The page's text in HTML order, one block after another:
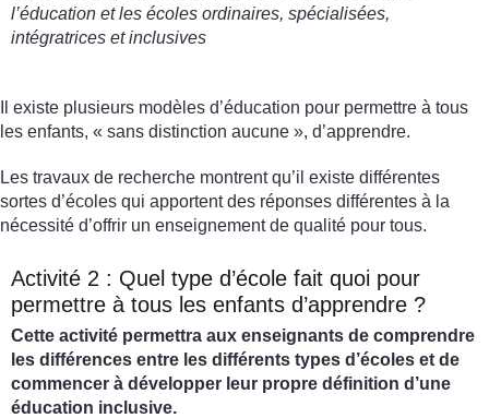
l’éducation et les écoles ordinaires, spécialisées,
intégratrices et inclusives
Il existe plusieurs modèles d’éducation pour permettre à tous
les enfants, « sans distinction aucune », d’apprendre.
Les travaux de recherche montrent qu’il existe différentes
sortes d’écoles qui apportent des réponses différentes à la
nécessité d’offrir un enseignement de qualité pour tous.
Activité 2 : Quel type d’école fait quoi pour
permettre à tous les enfants d’apprendre ?
Cette activité permettra aux enseignants de comprendre
les différences entre les différents types d’écoles et de
commencer à développer leur propre définition d’une
éducation inclusive.